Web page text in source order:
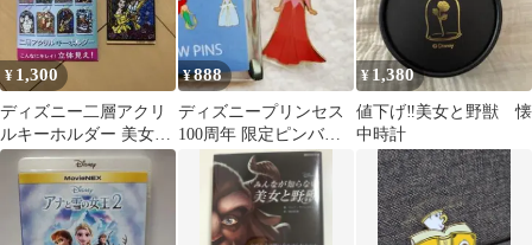
¥ 1,300
ディズニー二層アクリ
ルキーホルダー 美女と
野獣 ステンドグラス
¥888
ディズニープリンセス
100周年 限定ピンバッ
ジ 眠れる森の美女 オー
¥1,380
値下げ‼️美女と野獣 懐
中時計